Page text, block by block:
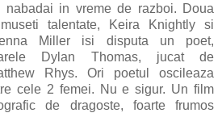
nabadai in vreme de razboi. Doua
talentate, Keira Knightly si
Miller isi disputa un poet,
Dylan Thomas, jucat de
Rhys. Ori poetul oscileaza
cele 2 femei. Nu e sigur. Un film
de dragoste, foarte frumos